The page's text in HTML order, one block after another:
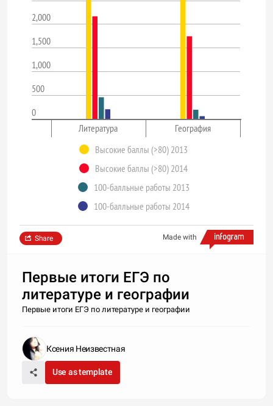
2,000
1,500
1,000
500
0
Литература
География
Высокие баллы (>80) 2013
Высокие баллы (>80) 2014
100-балльные работы 2013
100-балльные работы 2014
Made with
Share
Первые итоги ЕГЭ по
литературе и географии
Первые итоги ЕГЭ по литературе и географии
Ксения Неизвестная
Use as template